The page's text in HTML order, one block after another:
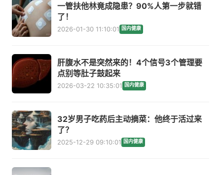
一管扶他林竟成隐患？90%人第一步就错
了！
2026-01-30 11:10:01 国内健康
肝腹水不是突然来的！4个信号3个管理要
点别等肚子鼓起来
2026-03-22 10:35:01 国内健康
32岁男子吃药后主动摘菜：他终于活过来
了？
2025-12-29 09:10:01 国内健康